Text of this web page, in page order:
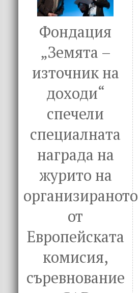
Фондация
„Земята –
източник на
доходи“
спечели
специалната
награда на
журито на
организираното
от
Европейската
комисия,
съревнование